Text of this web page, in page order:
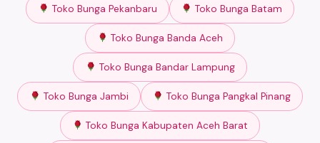
Toko Bunga Pekanbaru Toko Bunga Batam
Toko Bunga Banda Aceh
Toko Bunga Bandar Lampung
Toko Bunga Jambi Toko Bunga Pangkal Pinang
Toko Bunga Kabupaten Aceh Barat